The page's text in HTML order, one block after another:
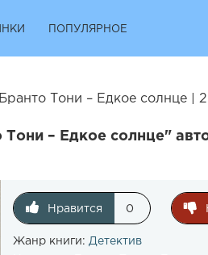
ПОПУЛЯРНОЕ
Тони – Едкое солнце |
– Едкое солнце"
Нравится 0
Жанр книги: Детектив